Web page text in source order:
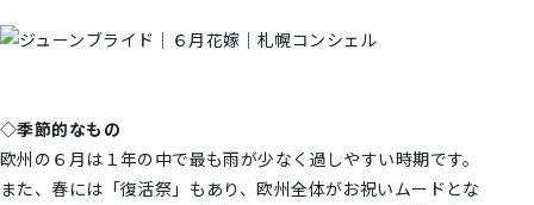
◇季節的なもの
欧州の６月は１年の中で最も雨が少なく過しやすい時期です。
また、春には「復活祭」もあり、欧州全体がお祝いムードとな